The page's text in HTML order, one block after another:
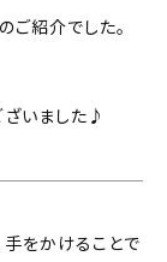
ご紹介でした。
ざいました♪
をかけることで